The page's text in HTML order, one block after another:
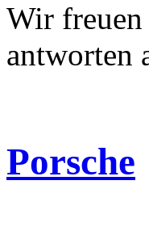
Wir freuen
antworten
Porsche